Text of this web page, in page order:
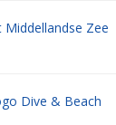
Middellandse Zee
Dive & Beach